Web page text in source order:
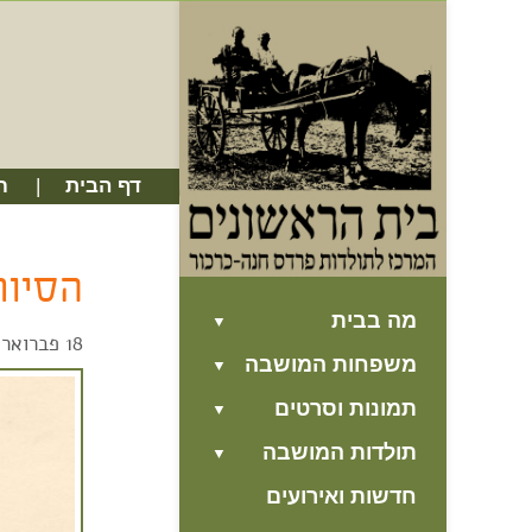
דף הבית
מה בבית
משפחות המושבה
תמונות וסרטים
תולדות המושבה
חדשות ואירועים
הסיור
18 פברואר, 2022